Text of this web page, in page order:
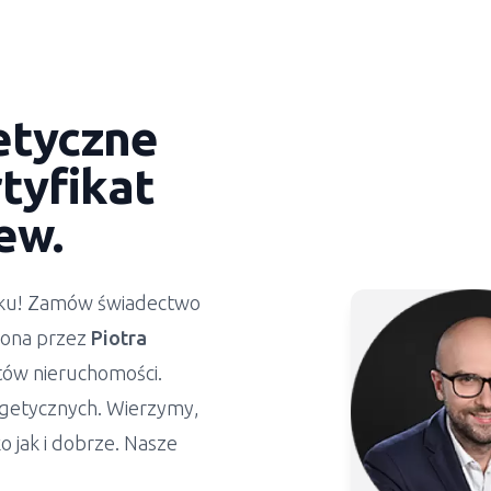
Zamów świadectwo
przez Piotra
nieruchomości.
Wierzymy,
jak i dobrze. Nasze